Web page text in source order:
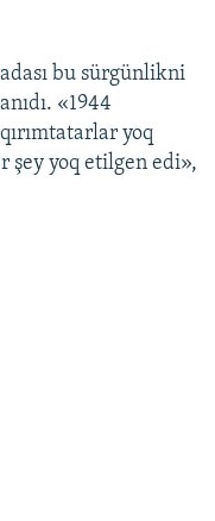
bu sürgünlikni
«1944
yoq
şey yoq etilgen edi»,